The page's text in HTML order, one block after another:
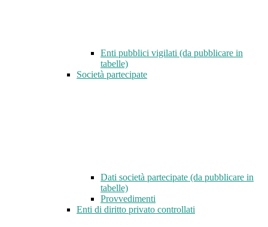
Enti pubblici vigilati (da pubblicare in
tabelle)
Società partecipate
Dati società partecipate (da pubblicare in
tabelle)
Provvedimenti
Enti di diritto privato controllati